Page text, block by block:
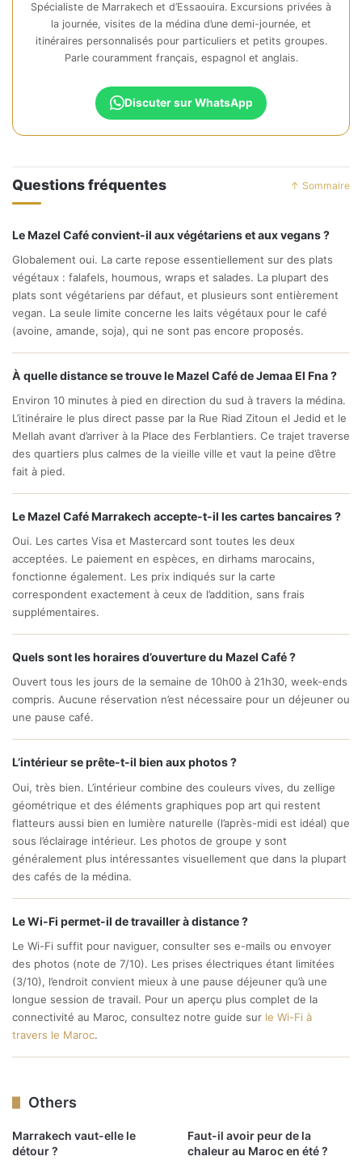
Spécialiste de Marrakech et d’Essaouira. Excursions privées à
la journée, visites de la médina d’une demi-journée, et
itinéraires personnalisés pour particuliers et petits groupes.
Parle couramment français, espagnol et anglais.
Discuter sur WhatsApp
Questions fréquentes ↑ Sommaire
Le Mazel Café convient-il aux végétariens et aux vegans ?
Globalement oui. La carte repose essentiellement sur des plats
végétaux : falafels, houmous, wraps et salades. La plupart des
plats sont végétariens par défaut, et plusieurs sont entièrement
vegan. La seule limite concerne les laits végétaux pour le café
(avoine, amande, soja), qui ne sont pas encore proposés.
À quelle distance se trouve le Mazel Café de Jemaa El Fna ?
Environ 10 minutes à pied en direction du sud à travers la médina.
L’itinéraire le plus direct passe par la Rue Riad Zitoun el Jedid et le
Mellah avant d’arriver à la Place des Ferblantiers. Ce trajet traverse
des quartiers plus calmes de la vieille ville et vaut la peine d’être
fait à pied.
Le Mazel Café Marrakech accepte-t-il les cartes bancaires ?
Oui. Les cartes Visa et Mastercard sont toutes les deux
acceptées. Le paiement en espèces, en dirhams marocains,
fonctionne également. Les prix indiqués sur la carte
correspondent exactement à ceux de l’addition, sans frais
supplémentaires.
Quels sont les horaires d’ouverture du Mazel Café ?
Ouvert tous les jours de la semaine de 10h00 à 21h30, week-ends
compris. Aucune réservation n’est nécessaire pour un déjeuner ou
une pause café.
L’intérieur se prête-t-il bien aux photos ?
Oui, très bien. L’intérieur combine des couleurs vives, du zellige
géométrique et des éléments graphiques pop art qui restent
flatteurs aussi bien en lumière naturelle (l’après-midi est idéal) que
sous l’éclairage intérieur. Les photos de groupe y sont
généralement plus intéressantes visuellement que dans la plupart
des cafés de la médina.
Le Wi-Fi permet-il de travailler à distance ?
Le Wi-Fi suffit pour naviguer, consulter ses e-mails ou envoyer
des photos (note de 7/10). Les prises électriques étant limitées
(3/10), l’endroit convient mieux à une pause déjeuner qu’à une
longue session de travail. Pour un aperçu plus complet de la
connectivité au Maroc, consultez notre guide sur le Wi-Fi à
travers le Maroc.
Others
Marrakech vaut-elle le
détour ?
Faut-il avoir peur de la
chaleur au Maroc en été ?